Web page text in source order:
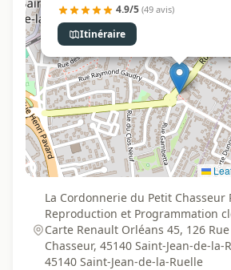
4.9/5 (49 avis)
Itinéraire
La Cordonnerie du Petit Chasseur
Reproduction et Programmation
Carte Renault Orléans 45, 126
Chasseur, 45140 Saint-Jean-de-la-
45140 Saint-Jean-de-la-Ruelle